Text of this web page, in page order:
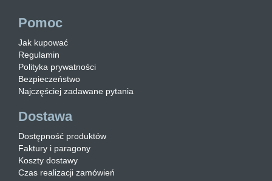
Pomoc
Jak kupować
Regulamin
Polityka prywatności
Bezpieczeństwo
Najczęściej zadawane pytania
Dostawa
Dostępność produktów
Faktury i paragony
Koszty dostawy
Czas realizacji zamówień